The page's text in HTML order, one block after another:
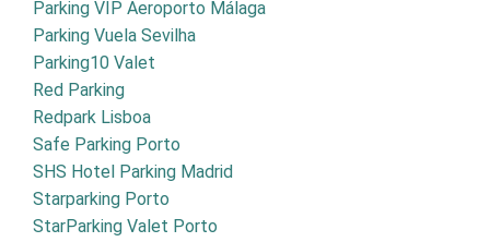
Parking VIP Aeroporto Málaga
Parking Vuela Sevilha
Parking10 Valet
Red Parking
Redpark Lisboa
Safe Parking Porto
SHS Hotel Parking Madrid
Starparking Porto
StarParking Valet Porto